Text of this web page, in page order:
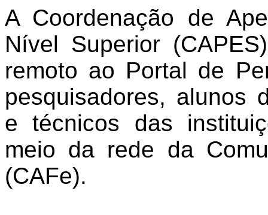
A Coordenação de
Nível Superior
remoto ao Portal de
pesquisadores, alunos
e técnicos das
meio da rede da
(CAFe).